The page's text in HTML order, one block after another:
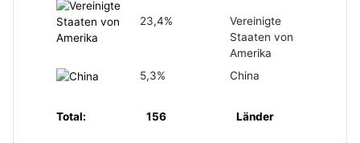
23,4%
Vereinigte
Staaten von
Amerika
5,3%
China
Total: 156 Länder